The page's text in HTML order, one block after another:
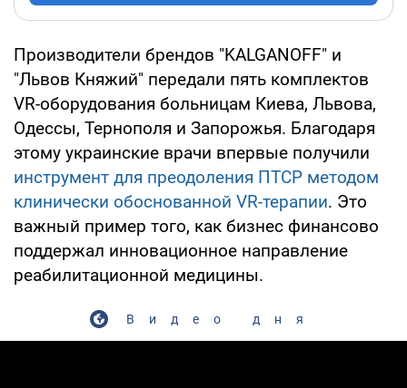
Производители брендов "KALGANOFF" и
"Львов Княжий" передали пять комплектов
VR-оборудования больницам Киева, Львова,
Одессы, Тернополя и Запорожья. Благодаря
этому украинские врачи впервые получили
инструмент для преодоления ПТСР методом
клинически обоснованной VR-терапии. Это
важный пример того, как бизнес финансово
поддержал инновационное направление
реабилитационной медицины.
Видео дня